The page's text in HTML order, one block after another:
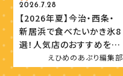
2026.7.28
【2026年夏】今治・西条・
新居浜で食べたいかき氷8
選！人気店のおすすめを紹
えひめのあぷり編集部